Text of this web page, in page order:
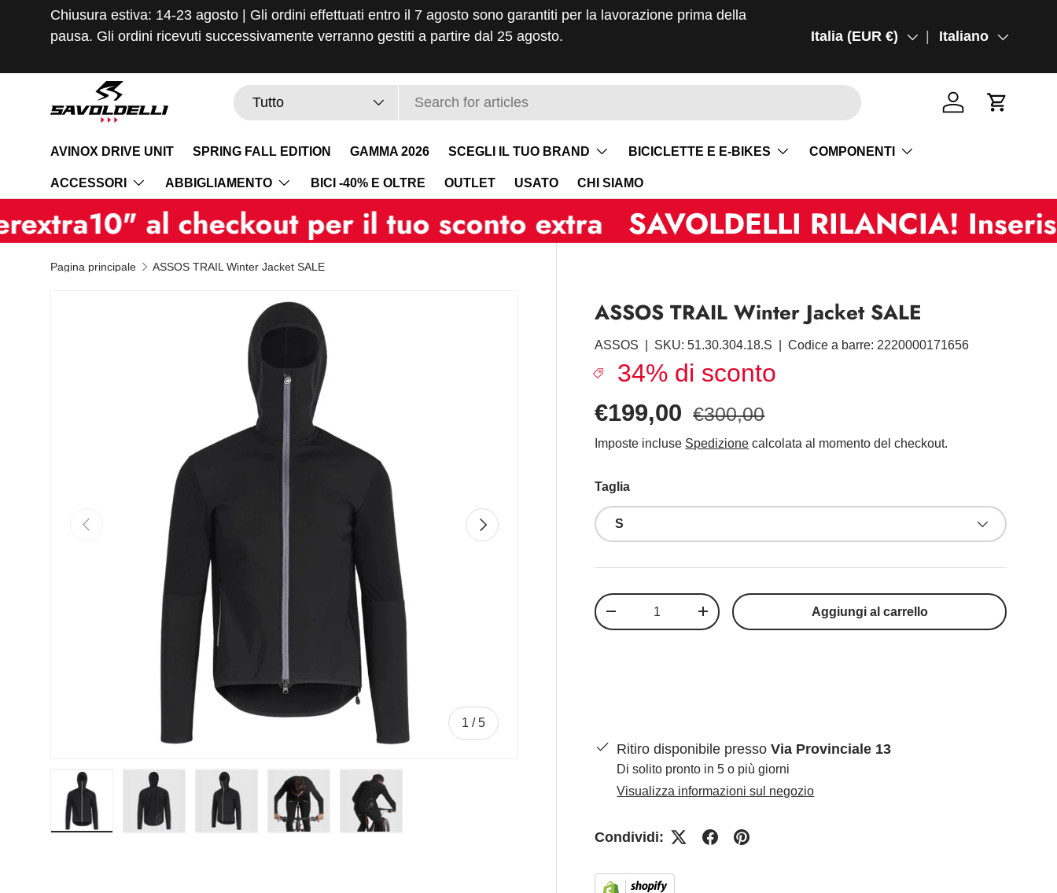
Passa ai contenuti
Chiusura estiva: 14-23 agosto | Gli ordini effettuati entro il 7 agosto sono garantiti per la lavorazione prima della
pausa. Gli ordini ricevuti successivamente verranno gestiti a partire dal 25 agosto.
Paese/Regione
Italia (EUR €) LinguaItaliano
Cerca
Tipo prodotto
Tutto
AccediCarrello
AVINOX DRIVE UNIT SPRING FALL EDITION GAMMA 2026 SCEGLI IL TUO BRAND BICICLETTE E E-BIKES COMPONENTI
ACCESSORI ABBIGLIAMENTO BICI -40% E OLTRE OUTLET USATO CHI SIAMO
al checkout per il tuo sconto extra SAVOLDELLI RILANCIA! Inserisci
Pagina principale ASSOS TRAIL Winter Jacket SALE
Indietro
1 /di
5
Avanti
Carica immagine 4 nella visualizzazione galleria
Carica immagine 5 nella visualizzazione galleria
ASSOS TRAIL Winter Jacket SALE
ASSOS SKU: 51.30.304.18.S |Codice a barre: 2220000171656
34% di sconto
€199,00 €300,00
Imposte incluse Spedizione calcolata al momento del checkout.
Taglia
S
Q.tà
+ Aggiungi al carrello
Ritiro disponibile pressoVia Provinciale 13
Di solito pronto in 5 o più giorni
Visualizza informazioni sul negozio
Condividi: